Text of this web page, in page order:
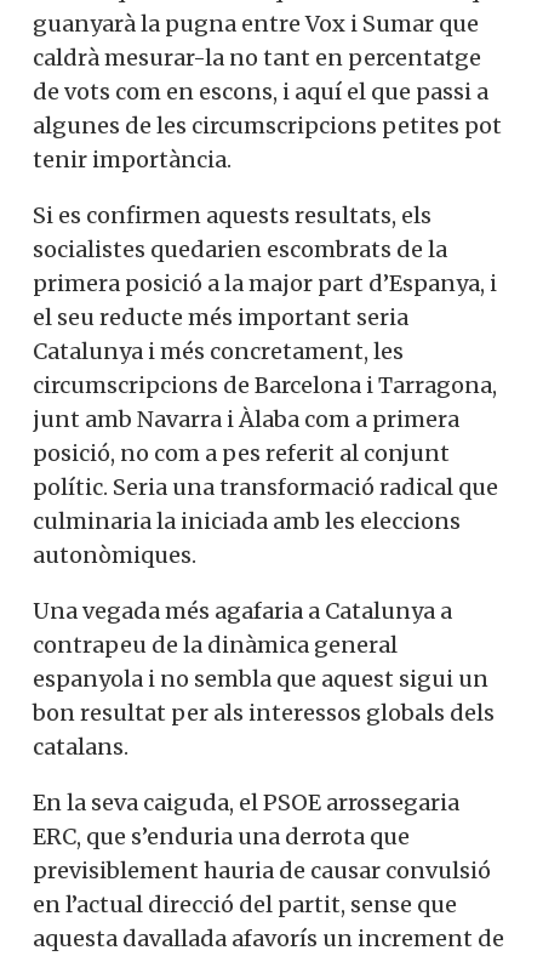
guanyarà la pugna entre Vox i Sumar que
caldrà mesurar-la no tant en percentatge
de vots com en escons, i aquí el que passi a
algunes de les circumscripcions petites pot
tenir importància.
Si es confirmen aquests resultats, els
socialistes quedarien escombrats de la
primera posició a la major part d’Espanya, i
el seu reducte més important seria
Catalunya i més concretament, les
circumscripcions de Barcelona i Tarragona,
junt amb Navarra i Àlaba com a primera
posició, no com a pes referit al conjunt
polític. Seria una transformació radical que
culminaria la iniciada amb les eleccions
autonòmiques.
Una vegada més agafaria a Catalunya a
contrapeu de la dinàmica general
espanyola i no sembla que aquest sigui un
bon resultat per als interessos globals dels
catalans.
En la seva caiguda, el PSOE arrossegaria
ERC, que s’enduria una derrota que
previsiblement hauria de causar convulsió
en l’actual direcció del partit, sense que
aquesta davallada afavorís un increment de